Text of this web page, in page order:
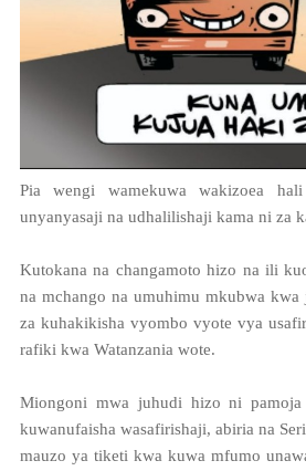
Pia wengi wamekuwa wakizoea
unyanyasaji na udhalilishaji kama ni za
Kutokana na changamoto hizo na ili
na mchango na umuhimu mkubwa
za kuhakikisha vyombo vyote vya
rafiki kwa Watanzania wote.
Miongoni mwa juhudi hizo ni
kuwanufaisha wasafirishaji, abiria na
mauzo ya tiketi kwa kuwa mfumo